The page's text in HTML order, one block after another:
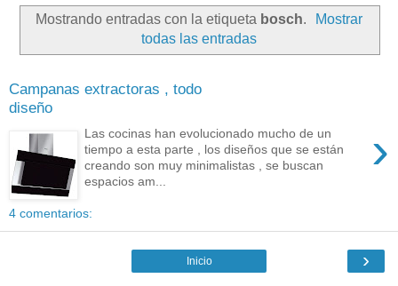
Mostrando entradas con la etiqueta bosch.
Mostrar
todas las entradas
Campanas extractoras , todo
diseño
›
Las cocinas han evolucionado mucho de un
tiempo a esta parte , los diseños que se están
creando son muy minimalistas , se buscan
espacios am...
4 comentarios:
›
Inicio